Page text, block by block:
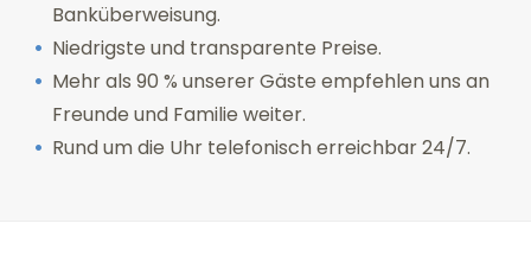
Banküberweisung.
Niedrigste und transparente Preise.
Mehr als 90 % unserer Gäste empfehlen uns an
Freunde und Familie weiter.
Rund um die Uhr telefonisch erreichbar 24/7.